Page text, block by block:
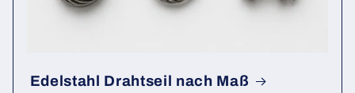
Edelstahl Drahtseil nach Maß